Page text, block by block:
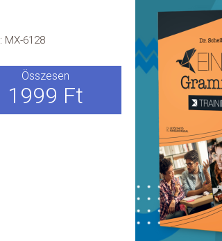
MX-6128
Összesen
1999 Ft